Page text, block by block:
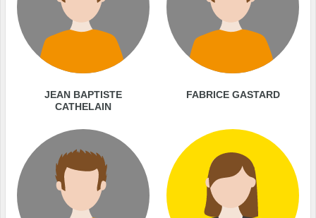
JEAN BAPTISTE
CATHELAIN
FABRICE GASTARD